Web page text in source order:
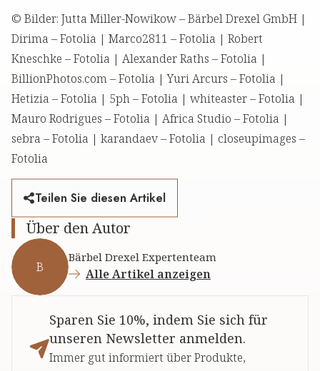
© Bilder: Jutta Miller-Nowikow – Bärbel Drexel GmbH |
Dirima – Fotolia | Marco2811 – Fotolia | Robert
Kneschke – Fotolia | Alexander Raths – Fotolia |
BillionPhotos.com – Fotolia | Yuri Arcurs – Fotolia |
Hetizia – Fotolia | 5ph – Fotolia | whiteaster – Fotolia |
Mauro Rodrigues – Fotolia | Africa Studio – Fotolia |
sebra – Fotolia | karandaev – Fotolia | closeupimages –
Fotolia
Teilen Sie diesen Artikel
Über den Autor
B
Bärbel Drexel Expertenteam
Alle Artikel anzeigen
Sparen Sie 10%, indem Sie sich für
unseren Newsletter anmelden.
Immer gut informiert über Produkte,